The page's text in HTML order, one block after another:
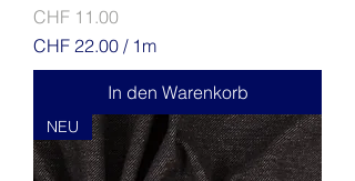
Preis
CHF 11.00
CHF 22.00 / 1m
C
2
In den Warenkorb
NEU